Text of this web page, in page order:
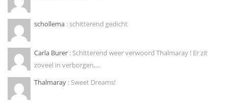
schollema : schitterend gedicht
Carla Burer : Schitterend weer verwoord Thalmaray ! Er zit
zoveel in verborgen,...
Thalmaray : Sweet Dreams!